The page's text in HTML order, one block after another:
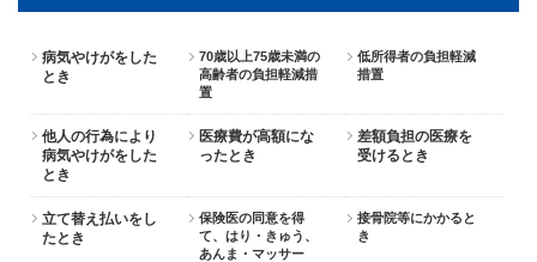
病気やけがをした
とき
70歳以上75歳未満の
高齢者の負担軽減措
置
低所得者の負担軽減
措置
他人の行為により
病気やけがをした
とき
医療費が高額にな
ったとき
差額負担の医療を
受けるとき
立て替え払いをし
たとき
保険医の同意を得
て、はり・きゅう、
あんま・マッサー
接骨院等にかかると
き